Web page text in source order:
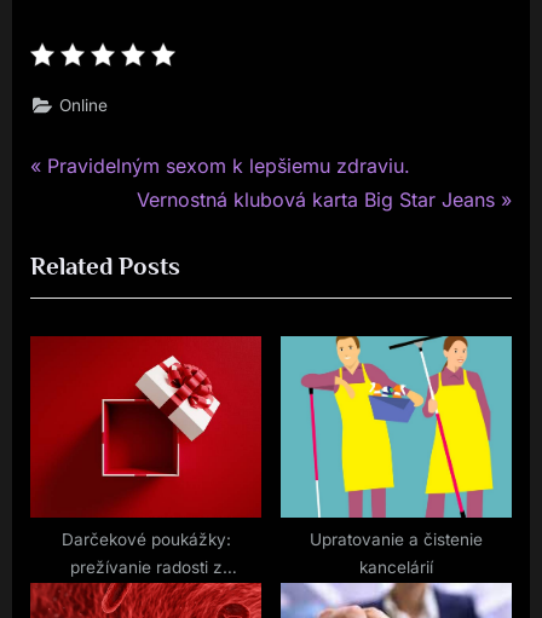
Online
Navigace
příspěvek
P
v
i
o
Pravidelným sexom k lepšiemu zdraviu.
N
x
t
P
o
s
:
Vernostná klubová karta Big Star Jeans
Related Posts
Darčekové poukážky:
prežívanie radosti z
darovania
Upratovanie a čistenie
kancelárií